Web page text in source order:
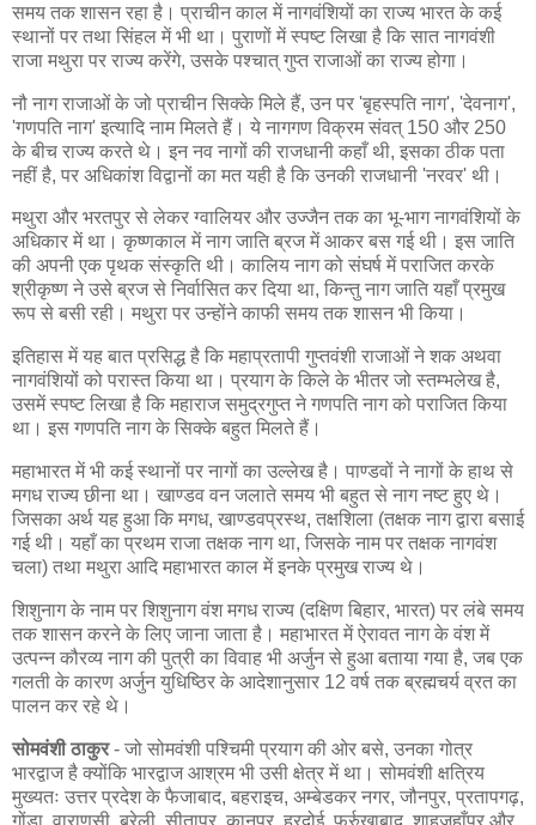
समय तक शासन रहा है। प्राचीन काल में नागवंशियों का राज्य भारत के कई
स्थानों पर तथा सिंहल में भी था। पुराणों में स्पष्ट लिखा है कि सात नागवंशी
राजा मथुरा पर राज्य करेंगे, उसके पश्चात् गुप्त राजाओं का राज्य होगा।
नौ नाग राजाओं के जो प्राचीन सिक्के मिले हैं, उन पर 'बृहस्पति नाग', 'देवनाग',
'गणपति नाग' इत्यादि नाम मिलते हैं। ये नागगण विक्रम संवत् 150 और 250
के बीच राज्य करते थे। इन नव नागों की राजधानी कहाँ थी, इसका ठीक पता
नहीं है, पर अधिकांश विद्वानों का मत यही है कि उनकी राजधानी 'नरवर' थी।
मथुरा और भरतपुर से लेकर ग्वालियर और उज्जैन तक का भू-भाग नागवंशियों के
अधिकार में था। कृष्णकाल में नाग जाति ब्रज में आकर बस गई थी। इस जाति
की अपनी एक पृथक संस्कृति थी। कालिय नाग को संघर्ष में पराजित करके
श्रीकृष्ण ने उसे ब्रज से निर्वासित कर दिया था, किन्तु नाग जाति यहाँ प्रमुख
रूप से बसी रही। मथुरा पर उन्होंने काफी समय तक शासन भी किया।
इतिहास में यह बात प्रसिद्ध है कि महाप्रतापी गुप्तवंशी राजाओं ने शक अथवा
नागवंशियों को परास्त किया था। प्रयाग के किले के भीतर जो स्तम्भलेख है,
उसमें स्पष्ट लिखा है कि महाराज समुद्रगुप्त ने गणपति नाग को पराजित किया
था। इस गणपति नाग के सिक्के बहुत मिलते हैं।
महाभारत में भी कई स्थानों पर नागों का उल्लेख है। पाण्डवों ने नागों के हाथ से
मगध राज्य छीना था। खाण्डव वन जलाते समय भी बहुत से नाग नष्ट हुए थे।
जिसका अर्थ यह हुआ कि मगध, खाण्डवप्रस्थ, तक्षशिला (तक्षक नाग द्वारा बसाई
गई थी। यहाँ का प्रथम राजा तक्षक नाग था, जिसके नाम पर तक्षक नागवंश
चला) तथा मथुरा आदि महाभारत काल में इनके प्रमुख राज्य थे।
शिशुनाग के नाम पर शिशुनाग वंश मगध राज्य (दक्षिण बिहार, भारत) पर लंबे समय
तक शासन करने के लिए जाना जाता है। महाभारत में ऐरावत नाग के वंश में
उत्पन्न कौरव्य नाग की पुत्री का विवाह भी अर्जुन से हुआ बताया गया है, जब एक
गलती के कारण अर्जुन युधिष्ठिर के आदेशानुसार 12 वर्ष तक ब्रह्मचर्य व्रत का
पालन कर रहे थे।
सोमवंशी ठाकुर- जो सोमवंशी पश्चिमी प्रयाग की ओर बसे, उनका गोत्र
भारद्वाज है क्योंकि भारद्वाज आश्रम भी उसी क्षेत्र में था। सोमवंशी क्षत्रिय
मुख्यतः उत्तर प्रदेश के फैजाबाद, बहराइच, अम्बेडकर नगर, जौनपुर, प्रतापगढ़,
गोंडा, वाराणसी, बरेली, सीतापुर, कानपुर, हरदोई, फर्रुखाबाद, शाहजहाँपुर और